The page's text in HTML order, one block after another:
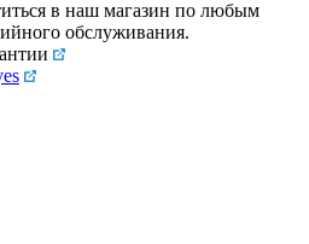
в наш магазин по любым
обслуживания.